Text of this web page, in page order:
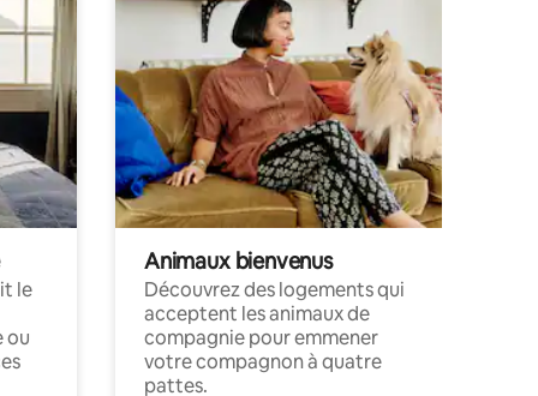
le
ou
Animaux bienvenus
Découvrez des logements qui
acceptent les animaux de
compagnie pour emmener
votre compagnon à quatre
pattes.